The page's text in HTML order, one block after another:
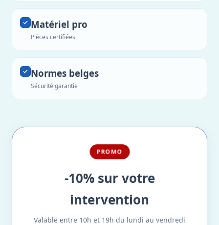
Matériel pro
Pièces certifiées
Normes belges
Sécurité garantie
PROMO
-10% sur votre
intervention
Valable entre 10h et 19h du lundi au vendredi